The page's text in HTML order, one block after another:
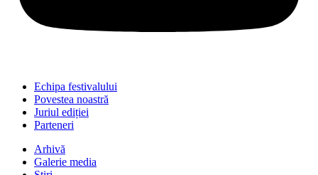
Echipa festivalului
Povestea noastră
Juriul ediției
Parteneri
Arhivă
Galerie media